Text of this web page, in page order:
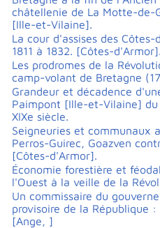
châtellenie de La Motte-de-
[Ille-et-Vilaine].
La cour d'assises des Côtes-
1811 à 1832. [Côtes-d'Armor].
Les prodromes de la
camp-volant de Bretagne
Grandeur et décadence
Paimpont [Ille-et-Vilaine] du
XIXe siècle.
Seigneuries et communaux
Perros-Guirec, Goazven
[Côtes-d'Armor].
Économie forestière et
l'Ouest à la veille de la
Un commissaire du
provisoire de la République :
[Ange, ]